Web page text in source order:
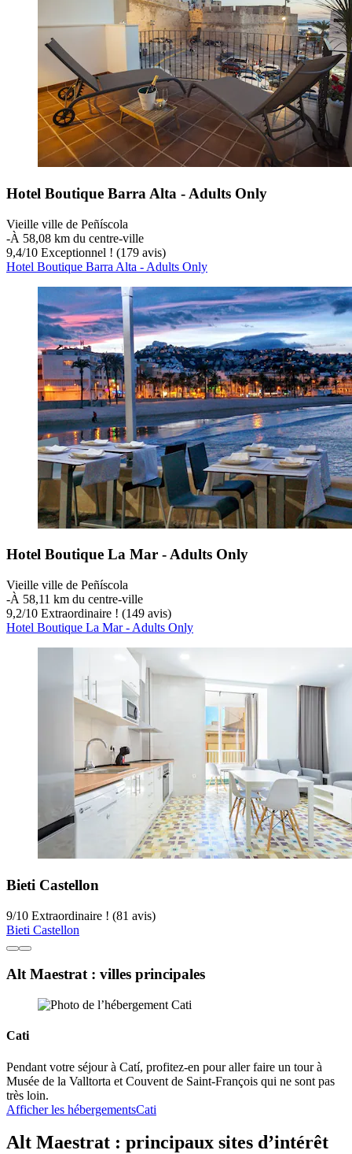
Hotel Boutique Barra Alta - Adults Only
Vieille ville de Peñíscola
‐À 58,08 km du centre-ville
9,4/10 Exceptionnel ! (179 avis)
Hotel Boutique Barra Alta - Adults Only
Hotel Boutique La Mar - Adults Only
Vieille ville de Peñíscola
‐À 58,11 km du centre-ville
9,2/10 Extraordinaire ! (149 avis)
Hotel Boutique La Mar - Adults Only
Bieti Castellon
9/10 Extraordinaire ! (81 avis)
Bieti Castellon
Alt Maestrat : villes principales
Cati
Pendant votre séjour à Catí, profitez-en pour aller faire un tour à
Musée de la Valltorta et Couvent de Saint-François qui ne sont pas
très loin.
Afficher les hébergementsCati
Alt Maestrat : principaux sites d’intérêt